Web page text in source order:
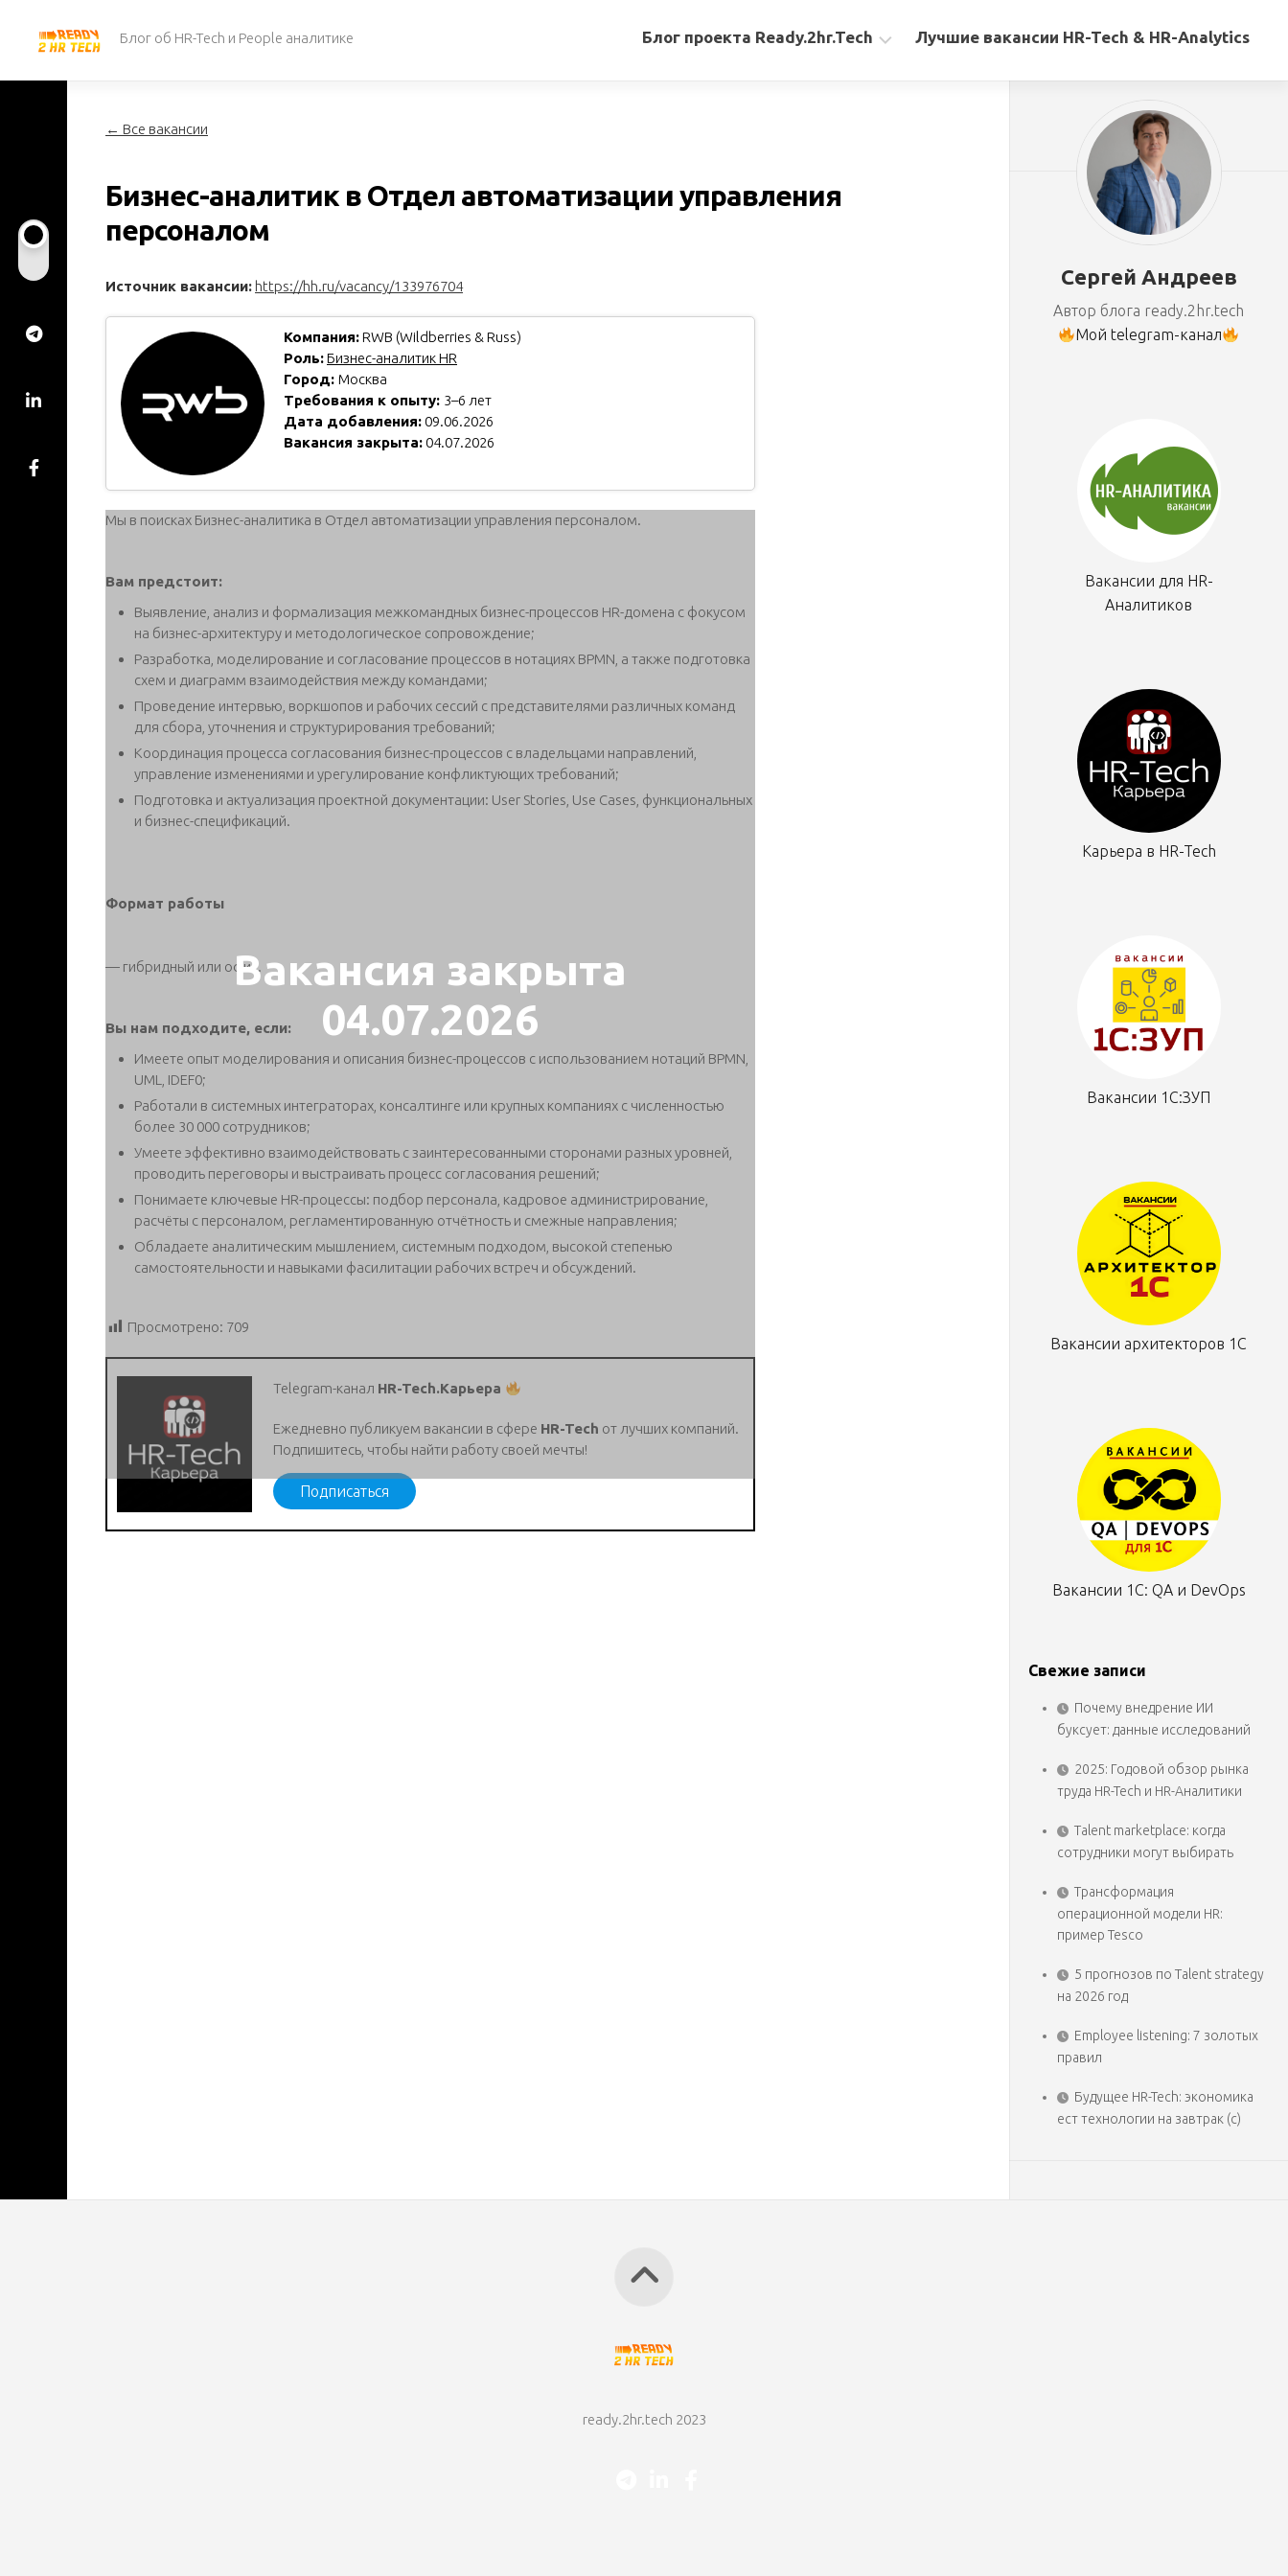
содержанию
Блог об HR-Tech и People аналитике Блог проекта Ready.2hr.Tech
Авторские
Лучшие вакансии HR-Tech & HR-Analytics
← Все вакансии
Бизнес-аналитик в Отдел автоматизации управления
персоналом
Источник вакансии: https://hh.ru/vacancy/133976704
Компания:RWB (Wildberries & Russ)
Роль:Бизнес-аналитик HR
Город: Москва
Требования к опыту: 3–6 лет
Дата добавления: 09.06.2026
Вакансия закрыта: 04.07.2026
Вакансия закрыта
04.07.2026
Мы в поисках Бизнес-аналитика в Отдел автоматизации управления персоналом.
Вам предстоит:
Выявление, анализ и формализация межкомандных бизнес-процессов HR-домена с фокусом
на бизнес-архитектуру и методологическое сопровождение;
Разработка, моделирование и согласование процессов в нотациях BPMN, а также подготовка
схем и диаграмм взаимодействия между командами;
Проведение интервью, воркшопов и рабочих сессий с представителями различных команд
для сбора, уточнения и структурирования требований;
Координация процесса согласования бизнес-процессов с владельцами направлений,
управление изменениями и урегулирование конфликтующих требований;
Подготовка и актуализация проектной документации: User Stories, Use Cases, функциональных
и бизнес-спецификаций.
Формат работы
— гибридный или офис.
Вы нам подходите, если:
Имеете опыт моделирования и описания бизнес-процессов с использованием нотаций BPMN,
UML, IDEF0;
Работали в системных интеграторах, консалтинге или крупных компаниях с численностью
более 30 000 сотрудников;
Умеете эффективно взаимодействовать с заинтересованными сторонами разных уровней,
проводить переговоры и выстраивать процесс согласования решений;
Понимаете ключевые HR-процессы: подбор персонала, кадровое администрирование,
расчёты с персоналом, регламентированную отчётность и смежные направления;
Обладаете аналитическим мышлением, системным подходом, высокой степенью
самостоятельности и навыками фасилитации рабочих встреч и обсуждений.
Просмотрено: 709
Telegram-канал HR-Tech.Карьера
Ежедневно публикуем вакансии в сфере HR-Tech от лучших компаний.
Подпишитесь, чтобы найти работу своей мечты!
Подписаться
Сергей Андреев
Автор блога ready.2hr.tech
Мой telegram-канал
Вакансии для HR-
Аналитиков
Карьера в HR-Tech
Вакансии 1С:ЗУП
Вакансии архитекторов 1С
Вакансии 1С: QA и DevOps
Свежие записи
Почему внедрение ИИ
буксует: данные исследований
2025: Годовой обзор рынка
труда HR-Tech и HR-Аналитики
Talent marketplace: когда
сотрудники могут выбирать
Трансформация
операционной модели HR:
пример Tesco
5 прогнозов по Talent strategy
на 2026 год
Employee listening: 7 золотых
правил
Будущее HR-Tech: экономика
ест технологии на завтрак (с)
ready.2hr.tech 2023